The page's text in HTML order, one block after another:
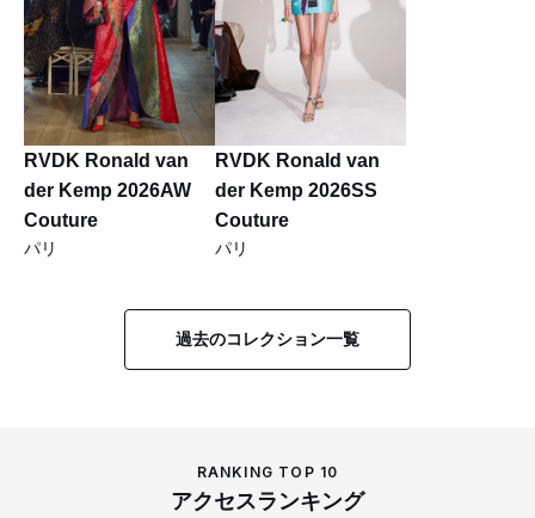
RVDK Ronald van
der Kemp 2026AW
Couture
パリ
RVDK Ronald van
der Kemp 2026SS
Couture
パリ
過去のコレクション一覧
RANKING TOP 10
アクセスランキング